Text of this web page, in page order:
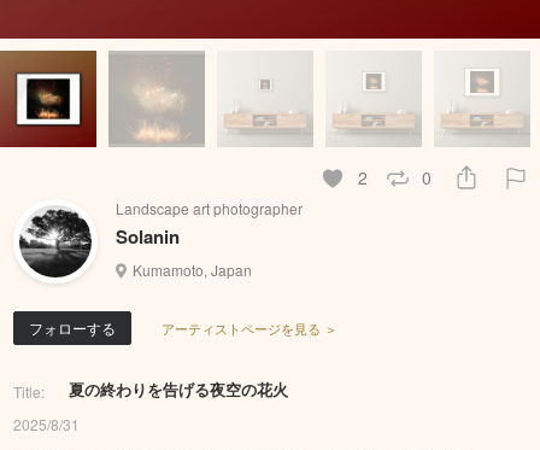
2 0
Landscape art photographer
Solanin
Kumamoto, Japan
フォローする アーティストページを見る ＞
Title: 夏の終わりを告げる夜空の花火
2025/8/31